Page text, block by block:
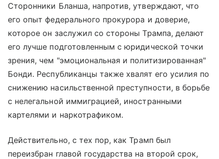
Сторонники Бланша, напротив, утверждают, что
его опыт федерального прокурора и доверие,
которое он заслужил со стороны Трампа, делают
его лучше подготовленным с юридической точки
зрения, чем "эмоциональная и политизированная"
Бонди. Республиканцы также хвалят его усилия по
снижению насильственной преступности, в борьбе
с нелегальной иммиграцией, иностранными
картелями и наркотрафиком.
Действительно, с тех пор, как Трамп был
переизбран главой государства на второй срок,